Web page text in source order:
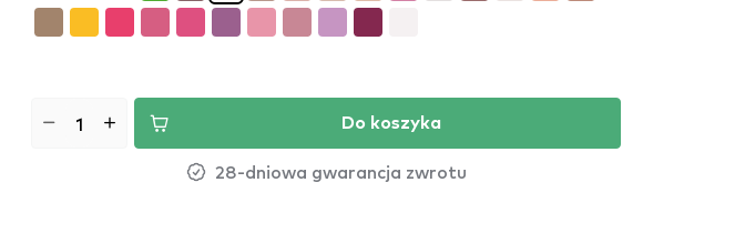
Do koszyka
28-dniowa gwarancja zwrotu